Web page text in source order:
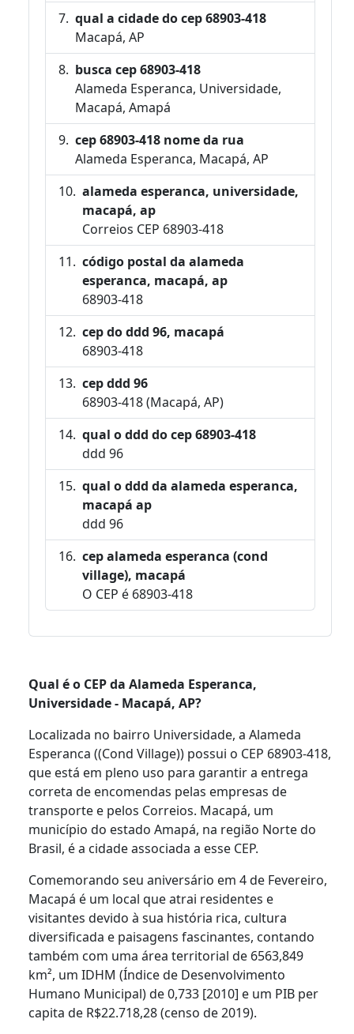
qual a cidade do cep 68903-418
Macapá, AP
busca cep 68903-418
Alameda Esperanca, Universidade,
Macapá, Amapá
cep 68903-418 nome da rua
Alameda Esperanca, Macapá, AP
alameda esperanca, universidade,
macapá, ap
Correios CEP 68903-418
código postal da alameda
esperanca, macapá, ap
68903-418
cep do ddd 96, macapá
68903-418
cep ddd 96
68903-418 (Macapá, AP)
qual o ddd do cep 68903-418
ddd 96
qual o ddd da alameda esperanca,
macapá ap
ddd 96
cep alameda esperanca (cond
village), macapá
O CEP é 68903-418
Qual é o CEP da Alameda Esperanca,
Universidade - Macapá, AP?
Localizada no bairro Universidade, a Alameda
Esperanca ((Cond Village)) possui o CEP 68903-418,
que está em pleno uso para garantir a entrega
correta de encomendas pelas empresas de
transporte e pelos Correios. Macapá, um
município do estado Amapá, na região Norte do
Brasil, é a cidade associada a esse CEP.
Comemorando seu aniversário em 4 de Fevereiro,
Macapá é um local que atrai residentes e
visitantes devido à sua história rica, cultura
diversificada e paisagens fascinantes, contando
também com uma área territorial de 6563,849
km², um IDHM (Índice de Desenvolvimento
Humano Municipal) de 0,733 [2010] e um PIB per
capita de R$22.718,28 (censo de 2019).